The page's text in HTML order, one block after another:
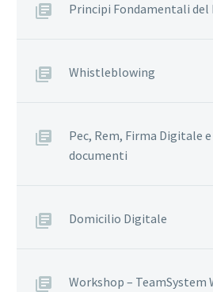
Principi Fondamentali del
Whistleblowing
Pec, Rem, Firma Digitale
documenti
Domicilio Digitale
Workshop – TeamSystem